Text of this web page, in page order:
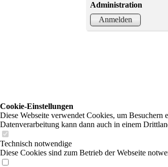
Administration
Anmelden
Cookie-Einstellungen
Diese Webseite verwendet Cookies, um
Datenverarbeitung kann dann auch in einem
Technisch notwendige
Diese Cookies sind zum Betrieb der Webseite